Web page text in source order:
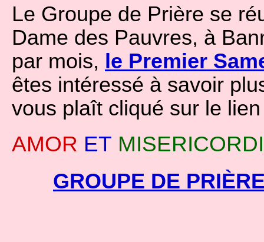
Le Groupe de Prière se
Dame des Pauvres, à
par mois, le Premier
êtes intéressé à savoir
vous plaît cliqué sur le
AMOR ET
GROUPE DE